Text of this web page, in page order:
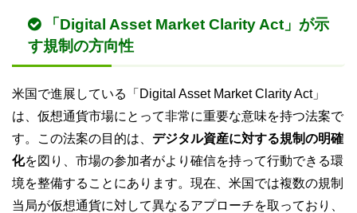
「Digital Asset Market Clarity Act」が示
す規制の方向性
米国で進展している「Digital Asset Market Clarity Act」
は、仮想通貨市場にとって非常に重要な意味を持つ法案で
す。この法案の目的は、 デジタル資産に対する規制の明確
化を図り、市場の参加者がより確信を持って行動できる環
境を整備することにあります。現在、米国では複数の規制
当局が仮想通貨に対して異なるアプローチを取っており、